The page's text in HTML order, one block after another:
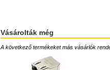
Vásárolták még
A következő termékeket más vásárlók